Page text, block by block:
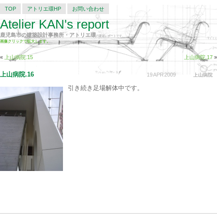
TOP アトリエ環HP お問い合わせ
Atelier KAN's report
鹿児島市の建築設計事務所・アトリエ環の建築レポートです。
画像クリックで拡大します。
« 上山病院.15 上山病院.17 »
19APR2009 上山病院
上山病院.16
引き続き足場解体中です。